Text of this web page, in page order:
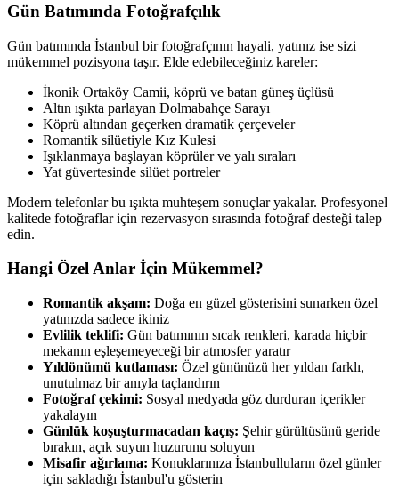
Gün Batımında Fotoğrafçılık
Gün batımında İstanbul bir fotoğrafçının hayali, yatınız ise sizi
mükemmel pozisyona taşır. Elde edebileceğiniz kareler:
İkonik Ortaköy Camii, köprü ve batan güneş üçlüsü
Altın ışıkta parlayan Dolmabahçe Sarayı
Köprü altından geçerken dramatik çerçeveler
Romantik silüetiyle Kız Kulesi
Işıklanmaya başlayan köprüler ve yalı sıraları
Yat güvertesinde silüet portreler
Modern telefonlar bu ışıkta muhteşem sonuçlar yakalar. Profesyonel
kalitede fotoğraflar için rezervasyon sırasında fotoğraf desteği talep
edin.
Hangi Özel Anlar İçin Mükemmel?
Romantik akşam: Doğa en güzel gösterisini sunarken özel
yatınızda sadece ikiniz
Evlilik teklifi: Gün batımının sıcak renkleri, karada hiçbir
mekanın eşleşemeyeceği bir atmosfer yaratır
Yıldönümü kutlaması: Özel gününüzü her yıldan farklı,
unutulmaz bir anıyla taçlandırın
Fotoğraf çekimi: Sosyal medyada göz durduran içerikler
yakalayın
Günlük koşuşturmacadan kaçış: Şehir gürültüsünü geride
bırakın, açık suyun huzurunu soluyun
Misafir ağırlama: Konuklarınıza İstanbulluların özel günler
için sakladığı İstanbul'u gösterin